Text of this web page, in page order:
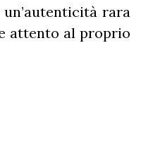
rara
attento al proprio